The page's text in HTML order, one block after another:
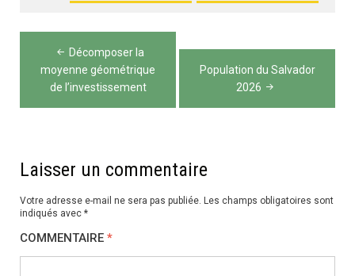
Navigation
de
l’article
Décomposer la
moyenne géométrique
de l’investissement
Population du Salvador
2026
Laisser un commentaire
Votre adresse e-mail ne sera pas publiée. Les champs obligatoires sont
indiqués avec *
COMMENTAIRE *